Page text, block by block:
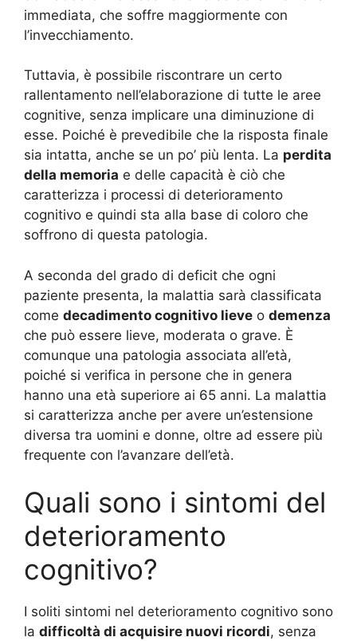
immediata, che soffre maggiormente con
l’invecchiamento.
Tuttavia, è possibile riscontrare un certo
rallentamento nell’elaborazione di tutte le aree
cognitive, senza implicare una diminuzione di
esse. Poiché è prevedibile che la risposta finale
sia intatta, anche se un po’ più lenta. La perdita
della memoria e delle capacità è ciò che
caratterizza i processi di deterioramento
cognitivo e quindi sta alla base di coloro che
soffrono di questa patologia.
A seconda del grado di deficit che ogni
paziente presenta, la malattia sarà classificata
come decadimento cognitivo lieve o demenza
che può essere lieve, moderata o grave. È
comunque una patologia associata all’età,
poiché si verifica in persone che in genera
hanno una età superiore ai 65 anni. La malattia
si caratterizza anche per avere un’estensione
diversa tra uomini e donne, oltre ad essere più
frequente con l’avanzare dell’età.
Quali sono i sintomi del
deterioramento
cognitivo?
I soliti sintomi nel deterioramento cognitivo sono
la difficoltà di acquisire nuovi ricordi, senza